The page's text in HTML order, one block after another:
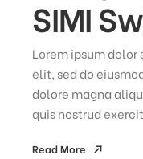
SIMI
Lorem ipsum
elit, sed do
dolore magna
quis nostrud
Read More